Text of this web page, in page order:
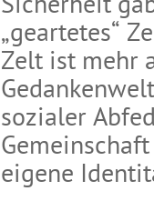
Sicherheit
„geartetes“
Zelt ist mehr
sozialer
eigene